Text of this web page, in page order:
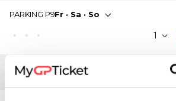
Sonntag
Dieses Ticket wird als E-Ticket
PARKING P9Fr · Sa · So
Ticketinformationen:
Diese Eintrittskarte ist gültig am:
PARKING /CAMPING EST